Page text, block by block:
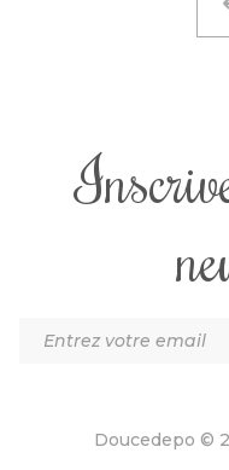
Doucedepo ©